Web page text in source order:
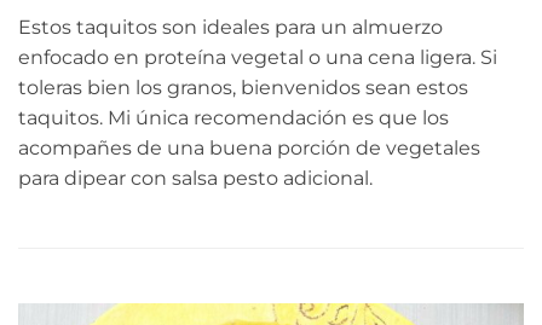
Estos taquitos son ideales para un almuerzo
enfocado en proteína vegetal o una cena ligera. Si
toleras bien los granos, bienvenidos sean estos
taquitos. Mi única recomendación es que los
acompañes de una buena porción de vegetales
para dipear con salsa pesto adicional.